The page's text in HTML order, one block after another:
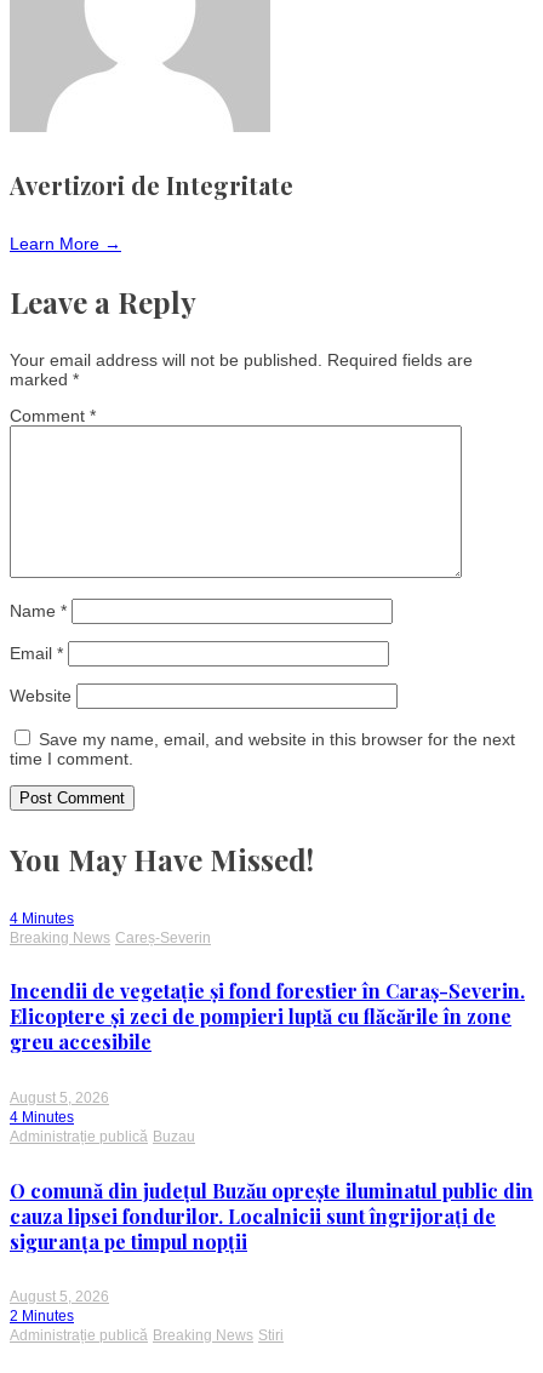
Avertizori de Integritate
Learn More →
Leave a Reply
Your email address will not be published.
Required fields are
marked *
Comment *
Name *
Email *
Website
Save my name, email, and website in this browser for the next
time I comment.
You May Have Missed!
4 Minutes
Breaking News Careș-Severin
Incendii de vegetație și fond forestier în Caraș-Severin.
Elicoptere și zeci de pompieri luptă cu flăcările în zone
greu accesibile
August 5, 2026
4 Minutes
Administrație publică Buzau
O comună din județul Buzău oprește iluminatul public din
cauza lipsei fondurilor. Localnicii sunt îngrijorați de
siguranța pe timpul nopții
August 5, 2026
2 Minutes
Administrație publică Breaking News Stiri